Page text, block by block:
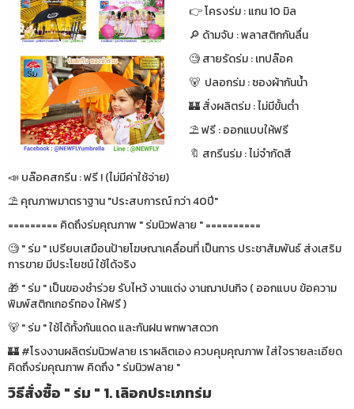
👉 โครงร่ม : แกน 10 มิล
🔎 ด้ามจับ : พลาสติกกันลื่น
🧐 สายรัดร่ม : เทปล๊อค
🐻 ปลอกร่ม : ซองผ้ากันน้ำ
🏰 สั่งผลิตร่ม : ไม่มีขั้นต่ำ
⛱ ฟรี : ออกแบบให้ฟรี
🔖 สกรีนร่ม : ไม่จำกัดสี
📣 บล๊อคสกรีน : ฟรี ! (ไม่มีค่าใช้จ่าย)
⛱ คุณภาพมาตราฐาน "ประสบการณ์ กว่า 40ปี"
========= คิดถึงร่มคุณภาพ " ร่มนิวฟลาย " ==========
🧐 " ร่ม " เปรียบเสมือนป้ายโฆษณาเคลื่อนที่ เป็นการ ประชาสัมพันธ์ ส่งเสริม
การขาย มีประโยชน์ ใช้ได้จริง
🎁 " ร่ม " เป็นของชำร่วย รับไหว้ งานแต่ง งานฌาปนกิจ ( ออกแบบ ข้อความ
พิมพ์สติกเกอร์ทอง ให้ฟรี )
🐻 " ร่ม " ใช้ได้ทั้งกันแดด และกันฝน พกพาสดวก
🏰 #โรงงานผลิตร่มนิวฟลาย เราผลิตเอง ควบคุมคุณภาพ ใส่ใจรายละเอียด
คิดถึงร่มคุณภาพ คิดถึง " ร่มนิวฟลาย "
วิธีสั่งซื้อ " ร่ม " 1. เลิอกประเภทร่ม